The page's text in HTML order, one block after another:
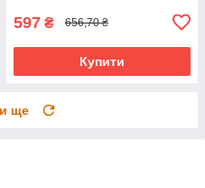
597 ₴ 656,70 ₴
Купити
ще